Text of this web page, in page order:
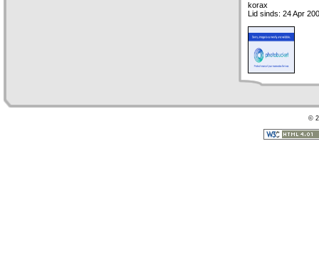
korax
Lid sinds: 24 Apr
©